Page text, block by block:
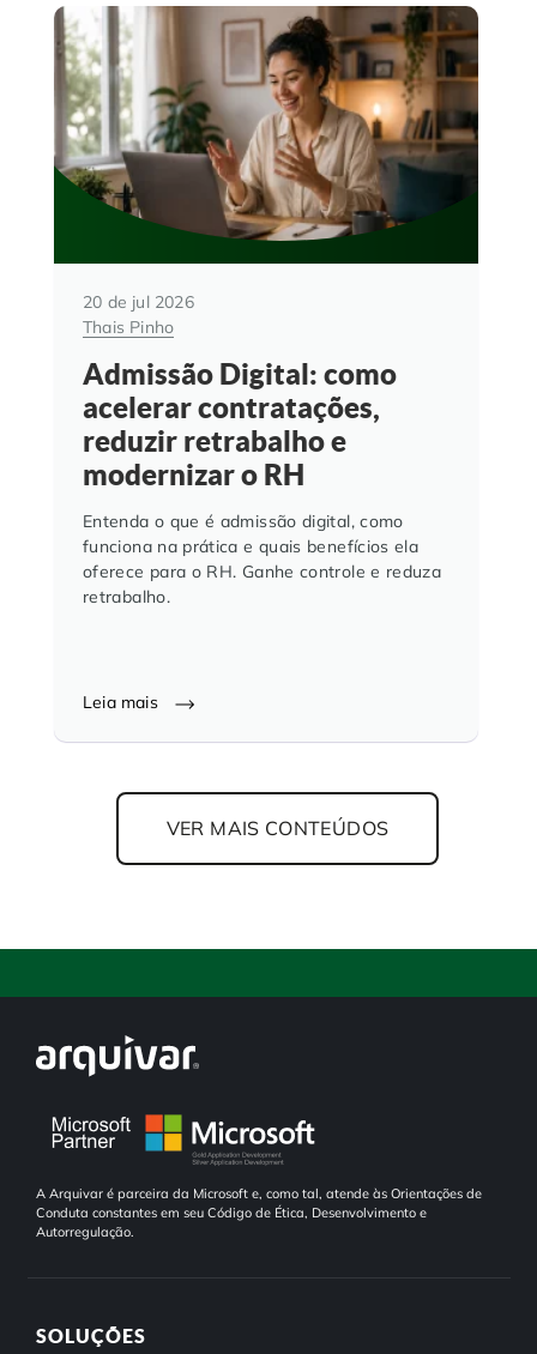
20 de jul 2026
Thais Pinho
Admissão Digital: como
acelerar contratações,
reduzir retrabalho e
modernizar o RH
Entenda o que é admissão digital, como
funciona na prática e quais benefícios ela
oferece para o RH. Ganhe controle e reduza
retrabalho.
Leia mais
VER MAIS CONTEÚDOS
A Arquivar é parceira da Microsoft e, como tal, atende às Orientações de
Conduta constantes em seu Código de Ética, Desenvolvimento e
Autorregulação.
SOLUÇÕES